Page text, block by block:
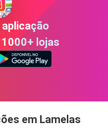
lojas
em Lamelas